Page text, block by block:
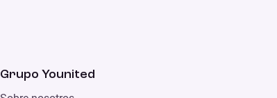
Grupo Younited